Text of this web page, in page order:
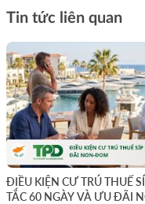
Tin tức liên quan
ĐIỀU KIỆN CƯ TRÚ THUẾ
TẮC 60 NGÀY VÀ ƯU ĐÃI